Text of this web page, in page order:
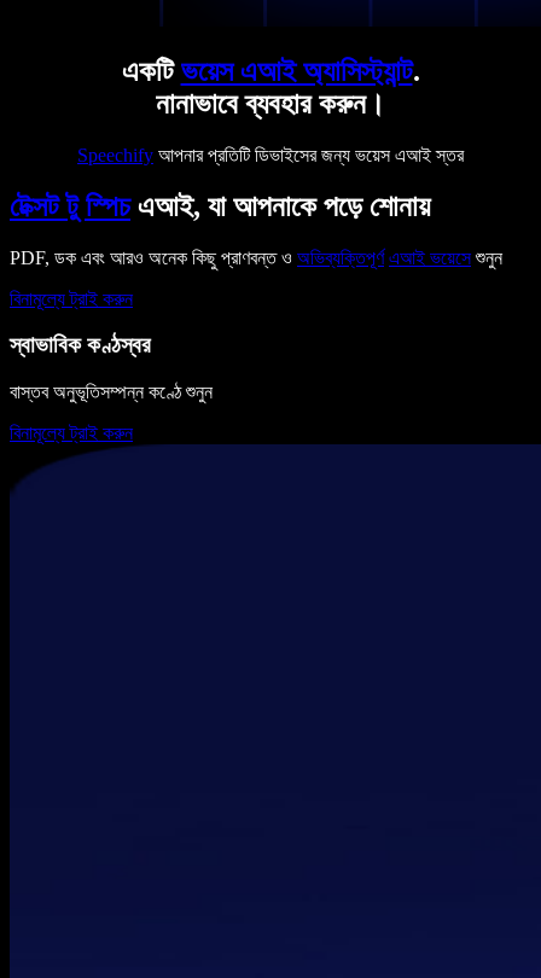
একটিভয়েস এআই অ্যাসিস্ট্যান্ট.
নানাভাবে ব্যবহার করুন।
Speechify আপনার প্রতিটি ডিভাইসের জন্য ভয়েস এআই স্তর
টেক্সট টু স্পিচএআই, যা আপনাকে পড়ে শোনায়
PDF, ডক এবং আরও অনেক কিছু প্রাণবন্ত ও অভিব্যক্তিপূর্ণ এআই ভয়েসেশুনুন
বিনামূল্যে ট্রাই করুন
স্বাভাবিক কণ্ঠস্বর
বাস্তব অনুভূতিসম্পন্ন কণ্ঠে শুনুন
বিনামূল্যে ট্রাই করুন